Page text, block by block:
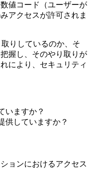
値コード（ユーザーが
アクセスが許可されま
りしているのか、そ
握し、そのやり取りが
により、セキュリティ
いますか？
供していますか？
ョンにおけるアクセス